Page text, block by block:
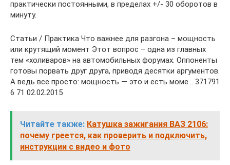
практически постоянными, в пределах +/- 30 оборотов в
минуту.
Статьи / Практика Что важнее для разгона – мощность
или крутящий момент Этот вопрос – одна из главных
тем «холиваров» на автомобильных форумах. Оппоненты
готовы порвать друг друга, приводя десятки аргументов.
А ведь все просто: мощность — это и есть моме… 371791
6 71 02.02.2015
Читайте также: Катушка зажигания ВАЗ 2106:
почему греется, как проверить и подключить,
инструкции с видео и фото